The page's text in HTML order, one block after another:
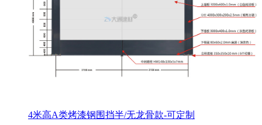
4米高A类烤漆钢围挡半/无龙骨款-可定制